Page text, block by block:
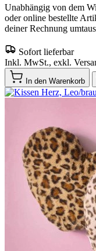
Unabhängig von dem
oder online bestellte
deiner Rechnung
Sofort lieferbar
Inkl. MwSt., exkl.
In den Warenkorb